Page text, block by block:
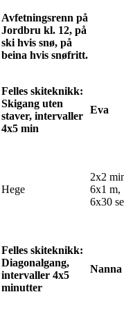
Avfetningsrenn på
Jordbru kl. 12, på
ski hvis snø, på
beina hvis snøfritt.
Felles skiteknikk:
Skigang uten
staver, intervaller
4x5 min
Eva
Hege
2x2
6x1 m,
6x30
Felles skiteknikk:
Diagonalgang,
intervaller 4x5
minutter
Nanna